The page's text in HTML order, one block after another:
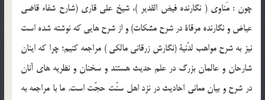
چون : مَناوي ( نگارنده فيض القدير )، شيخ علي قاري (‌شارح شفاء قاضي
عياض و نگارنده مرقاة در شرح مشكات) و از شرح هايي كه نوشته شده است
نيز به شرح مواهب لدّنية (‌نگارش زرقاني مالكي ) مراجعه كنيم؛ چرا كه اينان
شارحان و عالمان بزرگ در علم حديث هستند و سخنان و نظريه هاي آنان
در شرح و بيان معاني احاديث در نزد اهل سنّت حجّت است. ما با مراجعه به